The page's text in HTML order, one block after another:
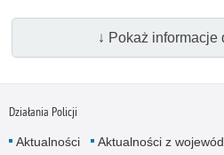
↓ Pokaż informacje
Działania Policji
Aktualności Aktualności z